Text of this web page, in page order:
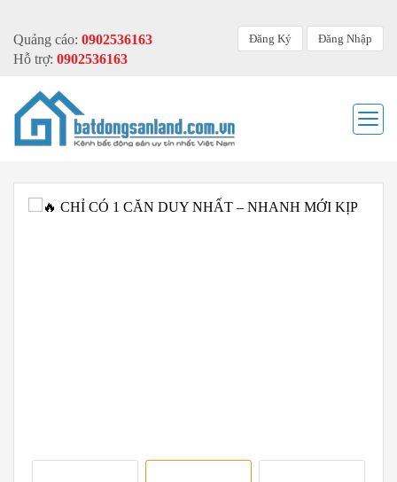
Quảng cáo: 0902536163
Hỗ trợ: 0902536163
Đăng Ký Đăng Nhập